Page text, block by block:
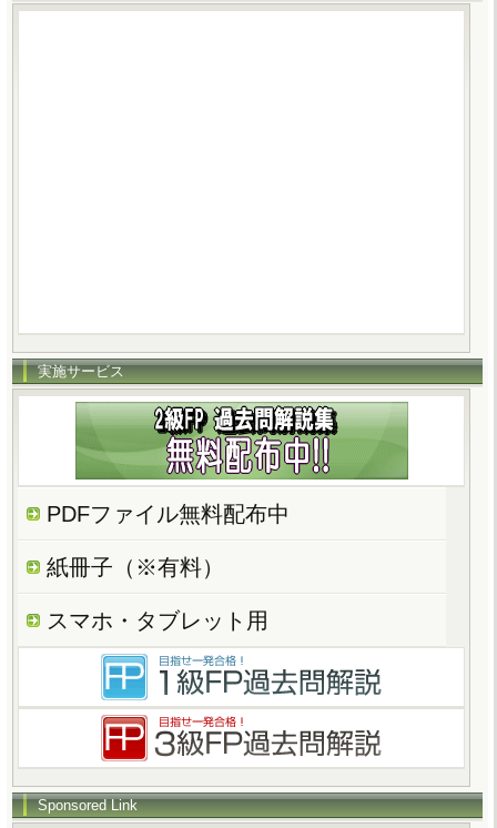
実施サービス
PDFファイル無料配布中
紙冊子（※有料）
スマホ・タブレット用
Sponsored Link